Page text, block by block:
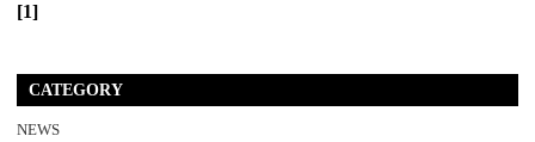
[1]
CATEGORY
NEWS